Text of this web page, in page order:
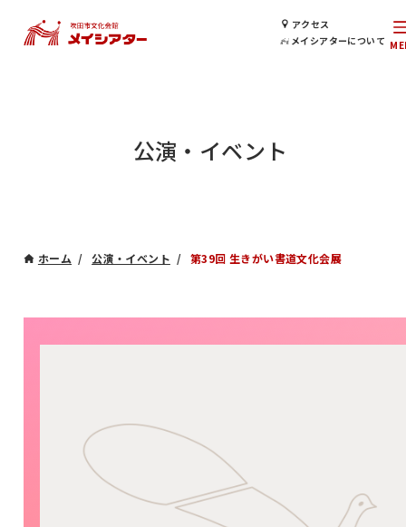
アクセス
メイシアターについて
公演・イベント
ホーム 公演・イベント 第39回 生きがい書道文化会展